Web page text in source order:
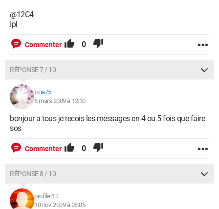
@12C4
Ipl
Commenter 0
RÉPONSE 7 / 10
ticia75
6 mars 2009 à 12:10
bonjour a tous je recois les messages en 4 ou 5 fois que faire
sos
Commenter 0
RÉPONSE 8 / 10
profiler13
10 nov. 2009 à 08:05